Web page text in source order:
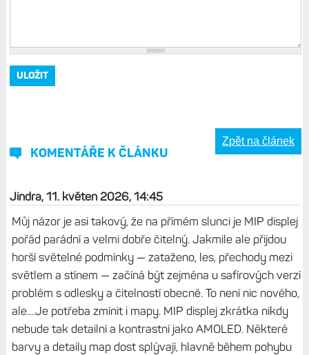
KOMENTÁŘE K ČLÁNKU
Zpět na článek
Jindra, 11. květen 2026, 14:45
Můj názor je asi takový, že na přímém slunci je MIP displej
pořád parádní a velmi dobře čitelný. Jakmile ale přijdou
horší světelné podmínky — zataženo, les, přechody mezi
světlem a stínem — začíná být zejména u safírových verzí
problém s odlesky a čitelností obecně. To není nic nového,
ale....Je potřeba zmínit i mapy. MIP displej zkrátka nikdy
nebude tak detailní a kontrastní jako AMOLED. Některé
barvy a detaily map dost splývají, hlavně během pohybu